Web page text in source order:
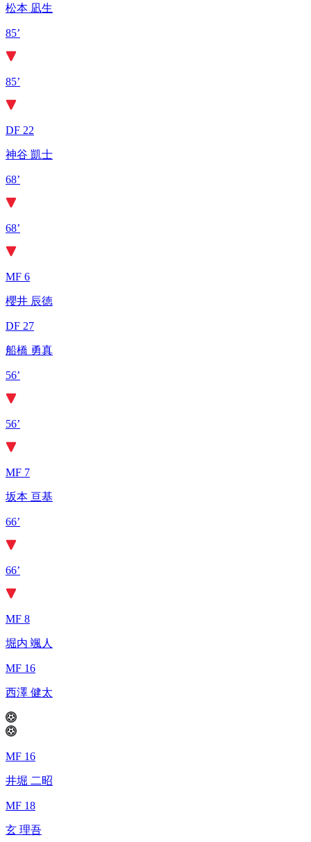
松本 凪生
85’
85’
DF 22
神谷 凱士
68’
68’
MF 6
櫻井 辰徳
DF 27
船橋 勇真
56’
56’
MF 7
坂本 亘基
66’
66’
MF 8
堀内 颯人
MF 16
西澤 健太
MF 16
井堀 二昭
MF 18
玄 理吾